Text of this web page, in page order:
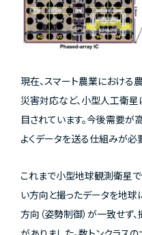
現在、スマート農業における
災害対応など、小型人工衛
目されています。今後需要が
よくデータを送る仕組みが必
これまで小型地球観測衛星
い方向と撮ったデータを地
方向（姿勢制御）が一致せず